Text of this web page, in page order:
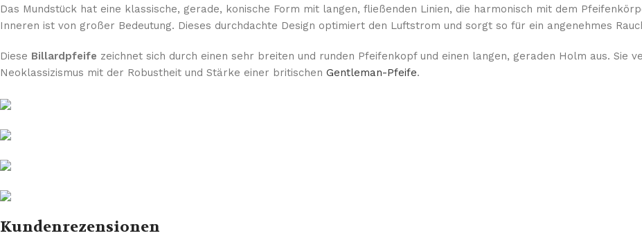
Das Mundstück hat eine klassische, gerade, konische Form mit langen, fließenden Linien, die harmonisch mit dem
Inneren ist von großer Bedeutung. Dieses durchdachte Design optimiert den Luftstrom und sorgt so für ein angenehmes
Diese Billardpfeife zeichnet sich durch einen sehr breiten und runden Pfeifenkopf und einen langen, geraden Holm aus. Sie
Neoklassizismus mit der Robustheit und Stärke einer britischen Gentleman-Pfeife.
Kundenrezensionen